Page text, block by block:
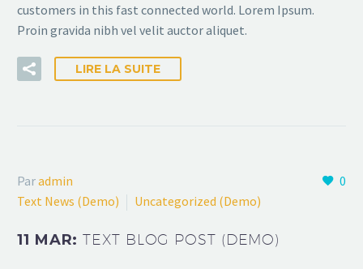
customers in this fast connected world. Lorem Ipsum.
Proin gravida nibh vel velit auctor aliquet.
LIRE LA SUITE
0
Paradmin
Text News (Demo)
Uncategorized (Demo)
11 MAR:TEXT BLOG POST (DEMO)